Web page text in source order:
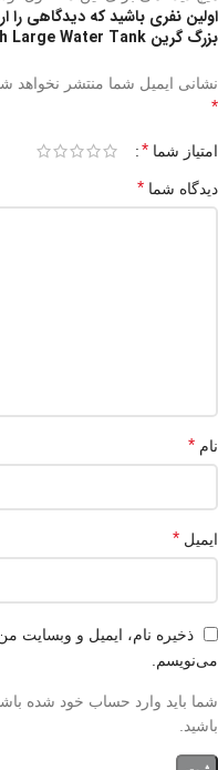
اولین نفری باشید که دیدگاهی را
بزرگ گرین Green lion Bidet Pro with Large Water Tank”
نشانی ایمیل شما منتشر نخواهد
*
امتیاز شما *
دیدگاه شما *
نام *
ایمیل *
ذخیره نام، ایمیل و وبسایت
می‌نویسم.
شما باید وارد حساب خود شده
باشید.